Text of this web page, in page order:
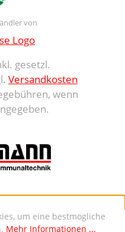
von
gesetzl.
Versandkosten
wenn
um eine bestmögliche
Mehr Informationen ...